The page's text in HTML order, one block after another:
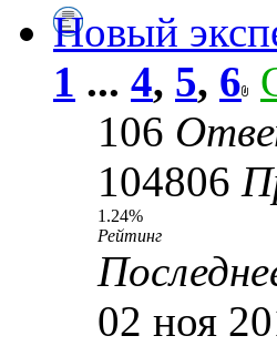
Новый
1 ... 4, 5, 6
106
104806
1.24%
Рейтинг
02 ноя